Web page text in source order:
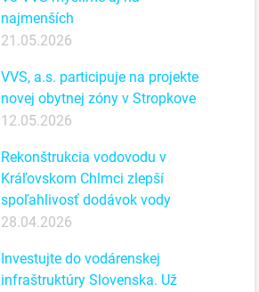
najmenších
21.05.2026
VVS, a.s. participuje na projekte
novej obytnej zóny v Stropkove
12.05.2026
Rekonštrukcia vodovodu v
Kráľovskom Chlmci zlepší
spoľahlivosť dodávok vody
28.04.2026
Investujte do vodárenskej
infraštruktúry Slovenska. Už